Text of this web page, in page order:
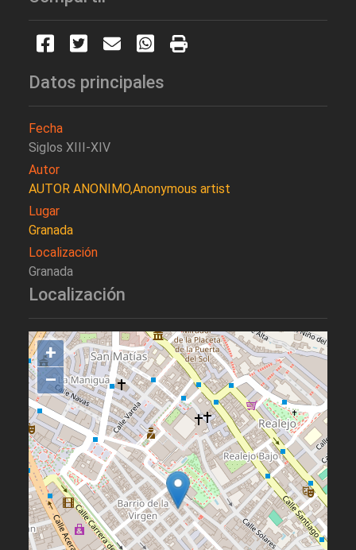
Datos principales
Fecha
Siglos XIII-XIV
Autor
AUTOR ANONIMO,Anonymous artist
Lugar
Granada
Localización
Granada
Localización
+
–